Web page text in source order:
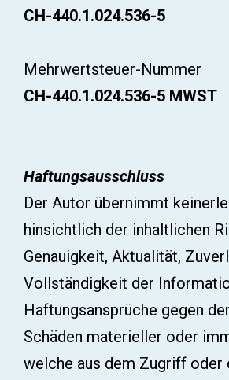
CH-440.1.024.536-5
Mehrwertsteuer-Nummer
CH-440.1.024.536-5 MWST
Haftungsausschluss
Der Autor übernimmt
hinsichtlich der inhaltlichen
Genauigkeit, Aktualität,
Vollständigkeit der
Haftungsansprüche gegen
Schäden materieller oder
welche aus dem Zugriff oder